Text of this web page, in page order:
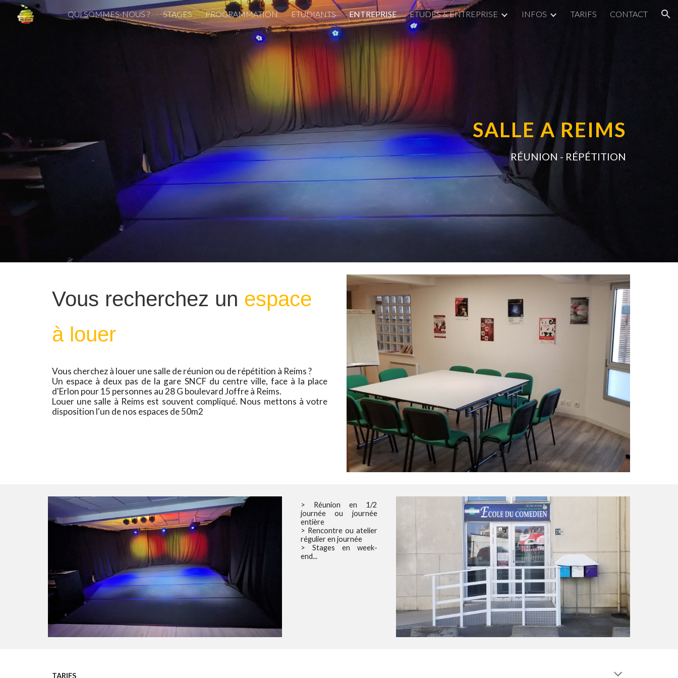
Skip to main content Skip to navigation
QUI SOMMES-NOUS ? STAGES PROGRAMMATION ETUDIANTS ENTREPRISE ETUDES & ENTREPRISE INFOS TARIFS CONTACT
SALLE A REIMS
RÉUNION - RÉPÉTITION
Vous recherchez un espace
à louer
Vous cherchez à louer une salle de réunion ou de répétition à Reims ?
Un espace à deux pas de la gare SNCF du centre ville, face à la place
d'Erlon pour 15 personnes au 28 G boulevard Joffre à Reims.
Louer une salle à Reims est souvent compliqué. Nous mettons à votre
disposition l'un de nos espaces de 50m2
> Réunion en 1/2
journée ou journée
entière
> Rencontre ou atelier
régulier en journée
> Stages en week-
end...
TARIFS